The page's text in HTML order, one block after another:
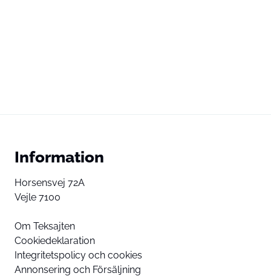
Information
Horsensvej 72A
Vejle 7100
Om Teksajten
Cookiedeklaration
Integritetspolicy och cookies
Annonsering och Försäljning